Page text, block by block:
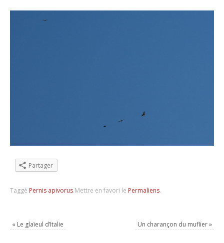
Partager
Taggé Pernis apivorus.Mettre en favori le Permaliens.
« Le glaïeul d’Italie Un charançon du muflier»